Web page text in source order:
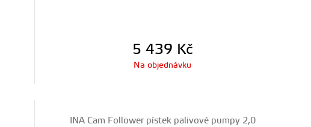
5 439 Kč
Na objednávku
INA Cam Follower pístek palivové pumpy 2,0